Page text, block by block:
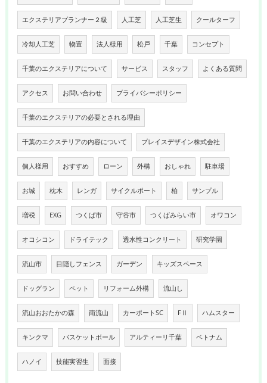
エクステリアプランナー２級 人工芝 人工芝生 クールターフ
冷却人工芝 物置 法人様用 松戸 千葉 コンセプト
千葉のエクステリアについて サービス スタッフ よくある質問
アクセス お問い合わせ プライバシーポリシー
千葉のエクステリアの必要とされる理由
千葉のエクステリアの内容について プレイスデザイン株式会社
個人様用 おすすめ ローン 外構 おしゃれ 駐車場
お城 枕木 レンガ サイクルポート 柏 サンプル
増税 EXG つくば市 守谷市 つくばみらい市 オワコン
オコシコン ドライテック 透水性コンクリート 研究学園
流山市 目隠しフェンス ガーデン キッズスペース
ドッグラン ペット リフォーム外構 流山し
流山おおたかの森 南流山 カーポートSC FⅡ ハムスター
キンクマ バスケットボール アルティーリ千葉 ベトナム
ハノイ 技能実習生 面接